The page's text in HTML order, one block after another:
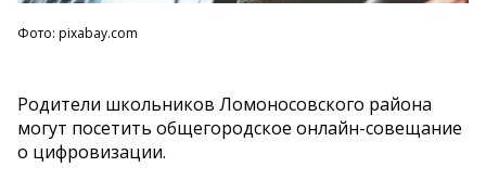
Фото: pixabay.com
Родители школьников Ломоносовского района
могут посетить общегородское онлайн-совещание
о цифровизации.